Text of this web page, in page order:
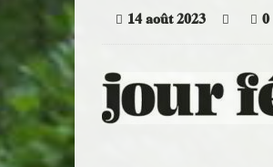
14 août 2023 0